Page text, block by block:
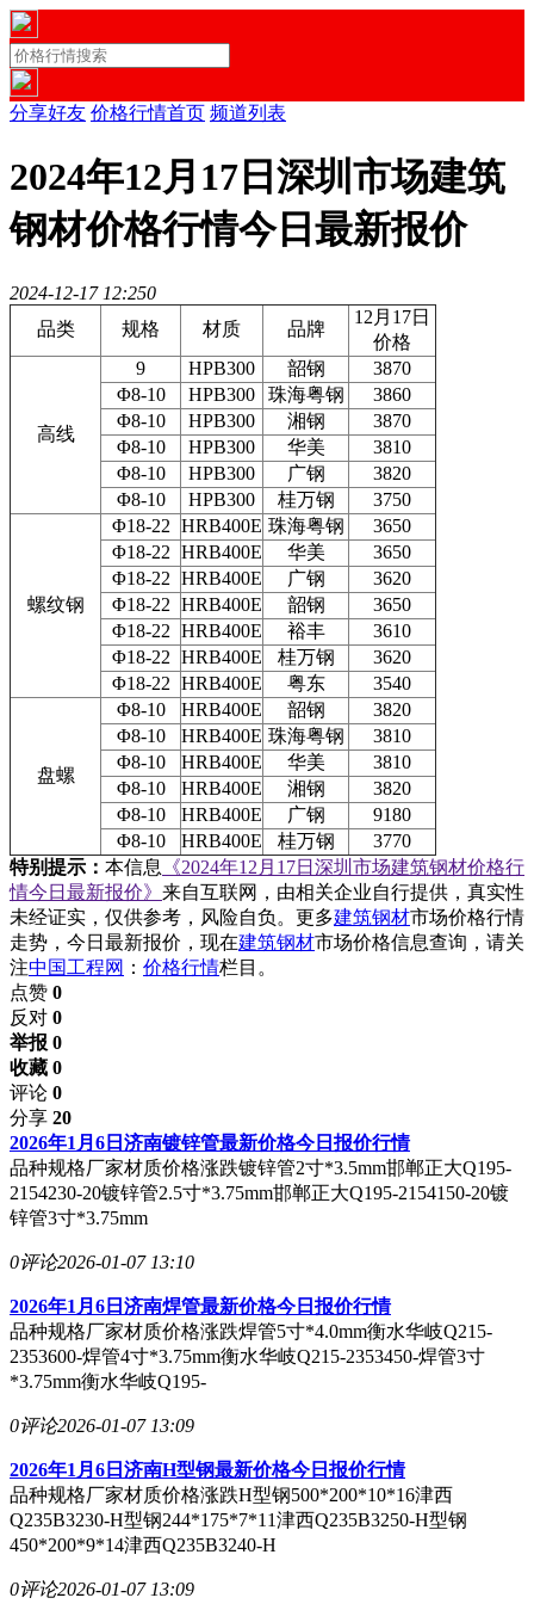
分享好友 价格行情首页 频道列表
2024年12月17日深圳市场建筑
钢材价格行情今日最新报价
2024-12-17 12:250
品类
规格 材质 品牌
12月17日
价格
高线
9 HPB300 韶钢
3870
Φ8-10
HPB300 珠海粤钢
3860
Φ8-10
HPB300 湘钢
3870
Φ8-10
HPB300 华美
3810
Φ8-10
HPB300 广钢
3820
Φ8-10
HPB300 桂万钢 3750
螺纹钢
Φ18-22 HRB400E 珠海粤钢
3650
Φ18-22 HRB400E 华美
3650
Φ18-22 HRB400E 广钢
3620
Φ18-22 HRB400E 韶钢
3650
Φ18-22 HRB400E 裕丰
3610
Φ18-22 HRB400E 桂万钢
3620
Φ18-22 HRB400E 粤东 3540
盘螺
Φ8-10 HRB400E 韶钢
3820
Φ8-10
HRB400E 珠海粤钢
3810
Φ8-10
HRB400E 华美
3810
Φ8-10
HRB400E 湘钢
3820
Φ8-10
HRB400E 广钢
9180
Φ8-10
HRB400E 桂万钢
3770
特别提示： 本信息
《2024年12月17日深圳市场建筑钢材价格行
情今日最新报价》 来自互联网，由相关企业自行提供，真实性
未经证实，仅供参考，风险自负。更多建筑钢材市场价格行情
走势，今日最新报价，现在建筑钢材市场价格信息查询，请关
注中国工程网 ： 价格行情栏目。
点赞 0
反对 0
举报 0
收藏 0
评论 0
分享 20
2026年1月6日济南镀锌管最新价格今日报价行情
品种规格厂家材质价格涨跌镀锌管2寸*3.5mm邯郸正大Q195-
2154230-20镀锌管2.5寸*3.75mm邯郸正大Q195-2154150-20镀
锌管3寸*3.75mm
0评论2026-01-07 13:10
2026年1月6日济南焊管最新价格今日报价行情
品种规格厂家材质价格涨跌焊管5寸*4.0mm衡水华岐Q215-
2353600-焊管4寸*3.75mm衡水华岐Q215-2353450-焊管3寸
*3.75mm衡水华岐Q195-
0评论2026-01-07 13:09
2026年1月6日济南H型钢最新价格今日报价行情
品种规格厂家材质价格涨跌H型钢500*200*10*16津西
Q235B3230-H型钢244*175*7*11津西Q235B3250-H型钢
450*200*9*14津西Q235B3240-H
0评论2026-01-07 13:09